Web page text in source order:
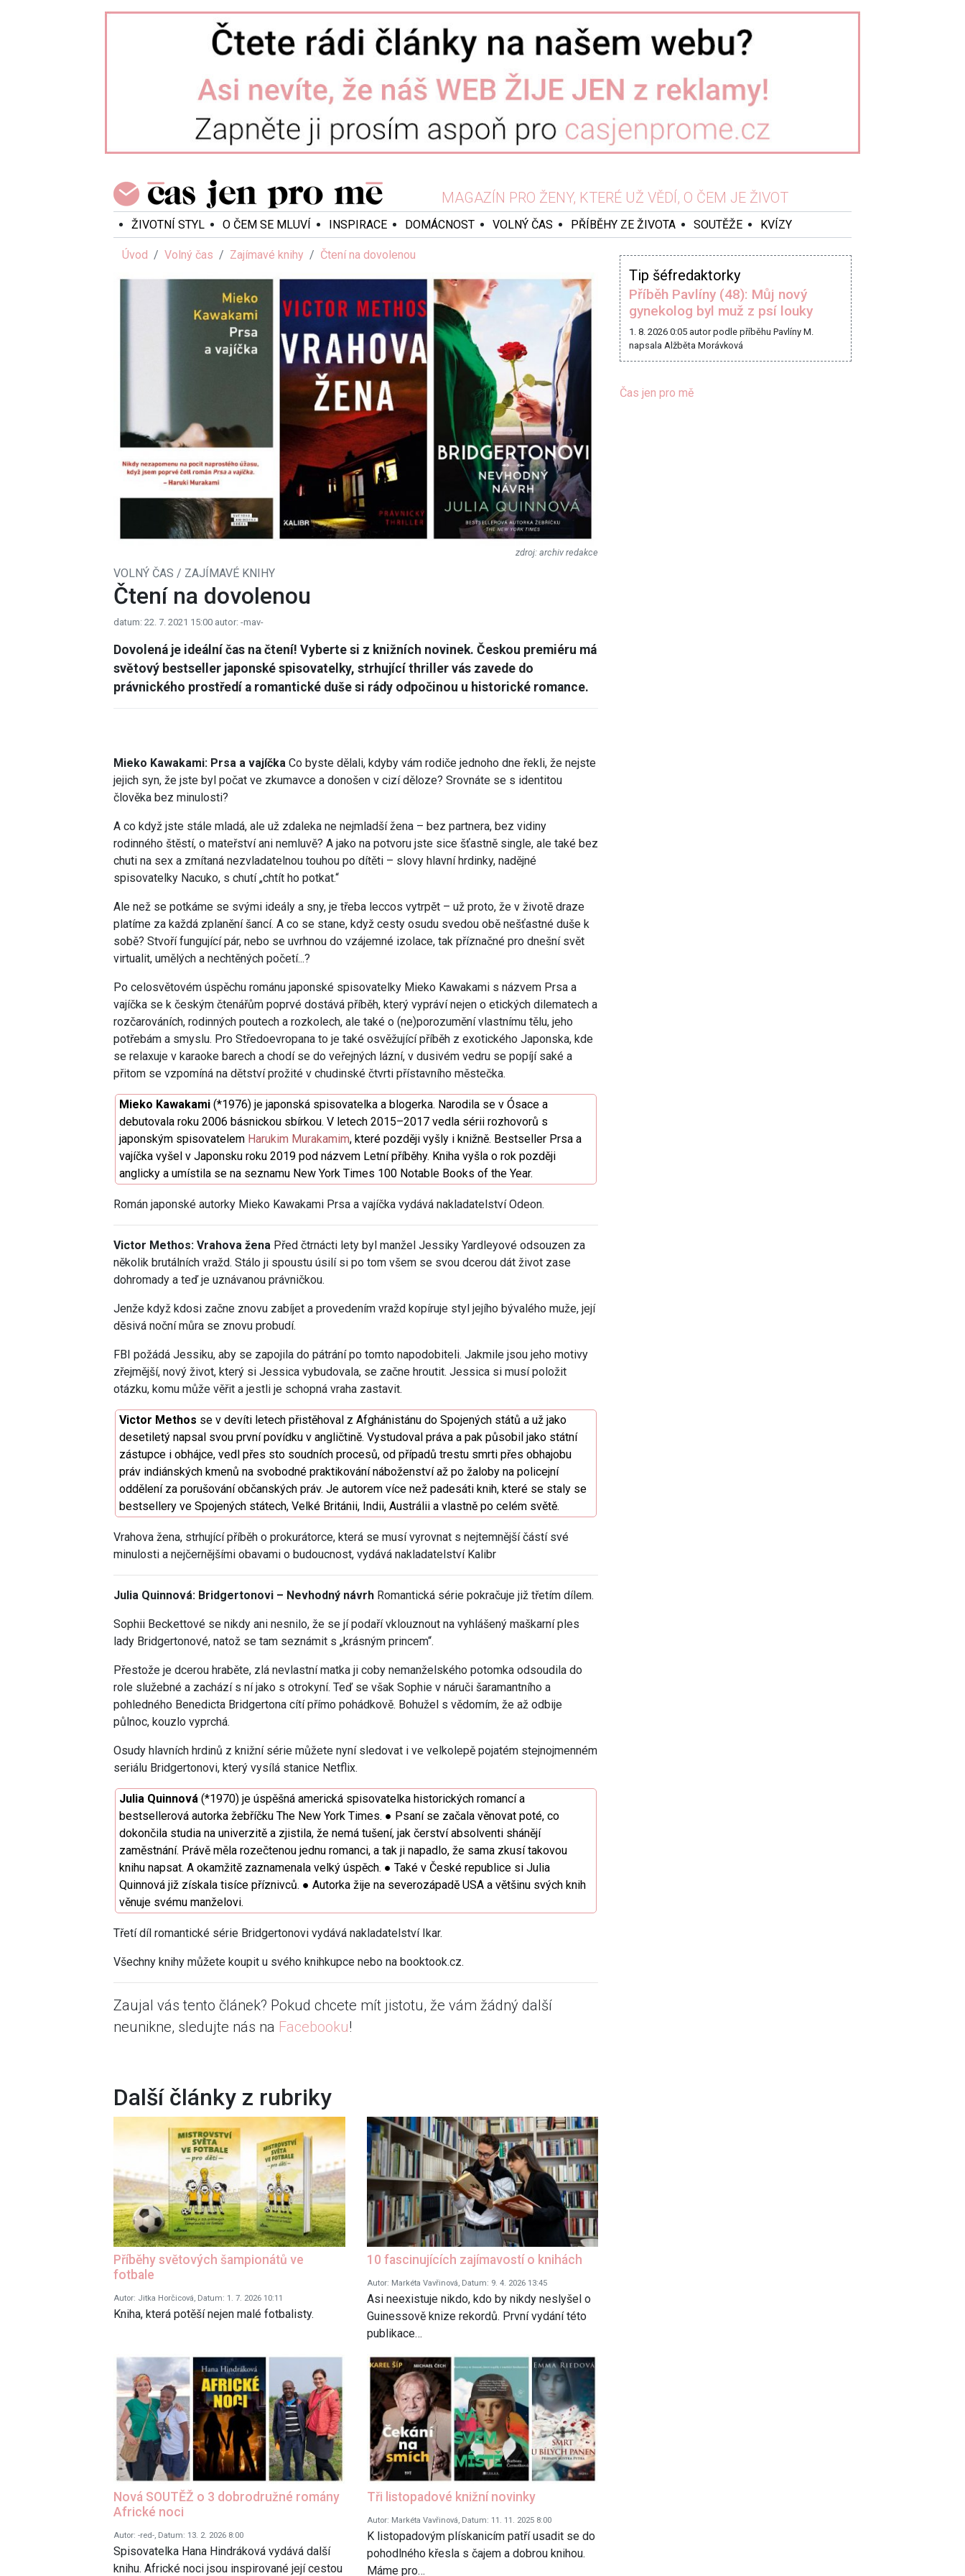
MAGAZÍN PRO ŽENY, KTERÉ UŽ VĚDÍ, O ČEM JE ŽIVOT
ŽIVOTNÍ STYL O ČEM SE MLUVÍ INSPIRACE DOMÁCNOST VOLNÝ ČAS PŘÍBĚHY ZE ŽIVOTA SOUTĚŽE KVÍZY
Úvod Volný čas Zajímavé knihy Čtení na dovolenou
archiv redakce
VOLNÝ ČAS / ZAJÍMAVÉ KNIHY
Čtení na dovolenou
datum: 22. 7. 2021 15:00 autor: -mav-
Dovolená je ideální čas na čtení! Vyberte si z knižních novinek. Českou premiéru má
světový bestseller japonské spisovatelky, strhující thriller vás zavede do
právnického prostředí a romantické duše si rády odpočinou u historické romance.
Mieko Kawakami: Prsa a vajíčka Co byste dělali, kdyby vám rodiče jednoho dne řekli, že nejste
jejich syn, že jste byl počat ve zkumavce a donošen v cizí děloze? Srovnáte se s identitou
člověka bez minulosti?
A co když jste stále mladá, ale už zdaleka ne nejmladší žena – bez partnera, bez vidiny
rodinného štěstí, o mateřství ani nemluvě? A jako na potvoru jste sice šťastně single, ale také bez
chuti na sex a zmítaná nezvladatelnou touhou po dítěti – slovy hlavní hrdinky, nadějné
spisovatelky Nacuko, s chutí „chtít ho potkat.“
Ale než se potkáme se svými ideály a sny, je třeba leccos vytrpět – už proto, že v životě draze
platíme za každá zplanění šancí. A co se stane, když cesty osudu svedou obě nešťastné duše k
sobě? Stvoří fungující pár, nebo se uvrhnou do vzájemné izolace, tak příznačné pro dnešní svět
virtualit, umělých a nechtěných početí...?
Po celosvětovém úspěchu románu japonské spisovatelky Mieko Kawakami s názvem Prsa a
vajíčka se k českým čtenářům poprvé dostává příběh, který vypráví nejen o etických dilematech a
rozčarováních, rodinných poutech a rozkolech, ale také o (ne)porozumění vlastnímu tělu, jeho
potřebám a smyslu. Pro Středoevropana to je také osvěžující příběh z exotického Japonska, kde
se relaxuje v karaoke barech a chodí se do veřejných lázní, v dusivém vedru se popíjí saké a
přitom se vzpomíná na dětství prožité v chudinské čtvrti přístavního městečka.
Mieko Kawakami (*1976) je japonská spisovatelka a blogerka. Narodila se v Ósace a
debutovala roku 2006 básnickou sbírkou. V letech 2015–2017 vedla sérii rozhovorů s
japonským spisovatelem Harukim Murakamim, které později vyšly i knižně. Bestseller Prsa a
vajíčka vyšel v Japonsku roku 2019 pod názvem Letní příběhy. Kniha vyšla o rok později
anglicky a umístila se na seznamu New York Times 100 Notable Books of the Year.
Román japonské autorky Mieko Kawakami Prsa a vajíčka vydává nakladatelství Odeon.
Victor Methos: Vrahova žena Před čtrnácti lety byl manžel Jessiky Yardleyové odsouzen za
několik brutálních vražd. Stálo ji spoustu úsilí si po tom všem se svou dcerou dát život zase
dohromady a teď je uznávanou právničkou.
Jenže když kdosi začne znovu zabíjet a provedením vražd kopíruje styl jejího bývalého muže, její
děsivá noční můra se znovu probudí.
FBI požádá Jessiku, aby se zapojila do pátrání po tomto napodobiteli. Jakmile jsou jeho motivy
zřejmější, nový život, který si Jessica vybudovala, se začne hroutit. Jessica si musí položit
otázku, komu může věřit a jestli je schopná vraha zastavit.
Victor Methos se v devíti letech přistěhoval z Afghánistánu do Spojených států a už jako
desetiletý napsal svou první povídku v angličtině. Vystudoval práva a pak působil jako státní
zástupce i obhájce, vedl přes sto soudních procesů, od případů trestu smrti přes obhajobu
práv indiánských kmenů na svobodné praktikování náboženství až po žaloby na policejní
oddělení za porušování občanských práv. Je autorem více než padesáti knih, které se staly se
bestsellery ve Spojených státech, Velké Británii, Indii, Austrálii a vlastně po celém světě.
Vrahova žena, strhující příběh o prokurátorce, která se musí vyrovnat s nejtemnější částí své
minulosti a nejčernějšími obavami o budoucnost, vydává nakladatelství Kalibr
Julia Quinnová: Bridgertonovi – Nevhodný návrh Romantická série pokračuje již třetím dílem.
Sophii Beckettové se nikdy ani nesnilo, že se jí podaří vklouznout na vyhlášený maškarní ples
lady Bridgertonové, natož se tam seznámit s „krásným princem“.
Přestože je dcerou hraběte, zlá nevlastní matka ji coby nemanželského potomka odsoudila do
role služebné a zachází s ní jako s otrokyní. Teď se však Sophie v náruči šaramantního a
pohledného Benedicta Bridgertona cítí přímo pohádkově. Bohužel s vědomím, že až odbije
půlnoc, kouzlo vyprchá.
Osudy hlavních hrdinů z knižní série můžete nyní sledovat i ve velkolepě pojatém stejnojmenném
seriálu Bridgertonovi, který vysílá stanice Netflix.
Julia Quinnová (*1970) je úspěšná americká spisovatelka historických romancí a
bestsellerová autorka žebříčku The New York Times. ● Psaní se začala věnovat poté, co
dokončila studia na univerzitě a zjistila, že nemá tušení, jak čerství absolventi shánějí
zaměstnání. Právě měla rozečtenou jednu romanci, a tak ji napadlo, že sama zkusí takovou
knihu napsat. A okamžitě zaznamenala velký úspěch. ● Také v České republice si Julia
Quinnová již získala tisíce příznivců. ● Autorka žije na severozápadě USA a většinu svých knih
věnuje svému manželovi.
Třetí díl romantické série Bridgertonovi vydává nakladatelství Ikar.
Všechny knihy můžete koupit u svého knihkupce nebo na booktook.cz.
Zaujal vás tento článek? Pokud chcete mít jistotu, že vám žádný další
neunikne, sledujte nás na Facebooku!
Další články z rubriky
Příběhy světových šampionátů ve
fotbale
Autor: Jitka Horčicová, Datum: 1. 7. 2026 10:11
Kniha, která potěší nejen malé fotbalisty.
10 fascinujících zajímavostí o knihách
Autor: Markéta Vavřinová, Datum: 9. 4. 2026 13:45
Asi neexistuje nikdo, kdo by nikdy neslyšel o
Guinessově knize rekordů. První vydání této
publikace…
Nová SOUTĚŽ o 3 dobrodružné romány
Africké noci
Autor: -red-, Datum: 13. 2. 2026 8:00
Spisovatelka Hana Hindráková vydává další
knihu. Africké noci jsou inspirované její cestou
Tři listopadové knižní novinky
Autor: Markéta Vavřinová, Datum: 11. 11. 2025 8:00
K listopadovým plískanicím patří usadit se do
pohodlného křesla s čajem a dobrou knihou.
Máme pro…
Tip šéfredaktorky
Příběh Pavlíny (48): Můj nový
gynekolog byl muž z psí louky
1. 8. 2026 0:05 autor podle příběhu Pavlíny M.
napsala Alžběta Morávková
Čas jen pro mě